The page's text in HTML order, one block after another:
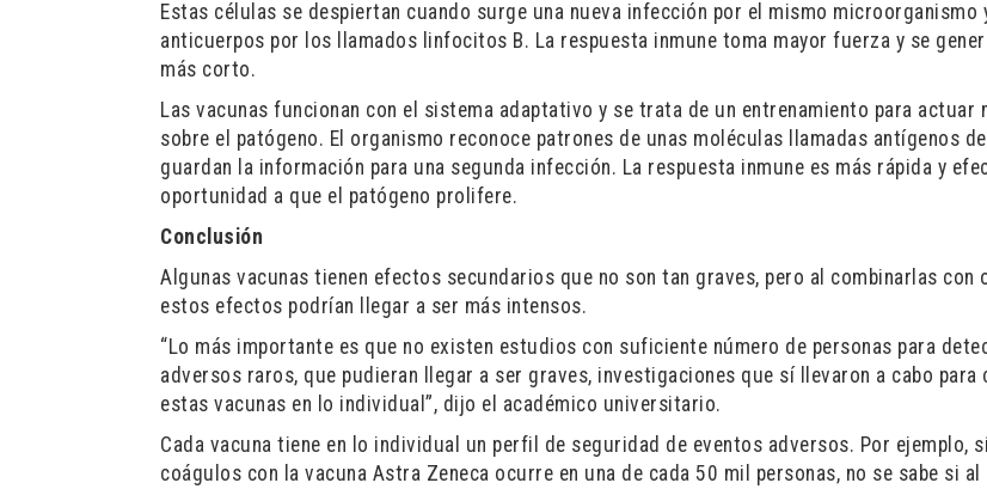
Estas células se despiertan cuando surge una nueva infección por el mismo microorganismo
anticuerpos por los llamados linfocitos B. La respuesta inmune toma mayor fuerza y se
más corto.
Las vacunas funcionan con el sistema adaptativo y se trata de un entrenamiento para actuar
sobre el patógeno. El organismo reconoce patrones de unas moléculas llamadas antígenos
guardan la información para una segunda infección. La respuesta inmune es más rápida y
oportunidad a que el patógeno prolifere.
Conclusión
Algunas vacunas tienen efectos secundarios que no son tan graves, pero al combinarlas con
estos efectos podrían llegar a ser más intensos.
“Lo más importante es que no existen estudios con suficiente número de personas para
adversos raros, que pudieran llegar a ser graves, investigaciones que sí llevaron a cabo para
estas vacunas en lo individual”, dijo el académico universitario.
Cada vacuna tiene en lo individual un perfil de seguridad de eventos adversos. Por ejemplo,
coágulos con la vacuna Astra Zeneca ocurre en una de cada 50 mil personas, no se sabe si